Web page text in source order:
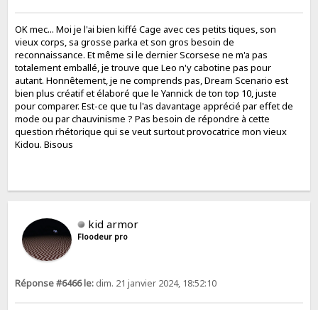
OK mec... Moi je l'ai bien kiffé Cage avec ces petits tiques, son
vieux corps, sa grosse parka et son gros besoin de
reconnaissance. Et même si le dernier Scorsese ne m'a pas
totalement emballé, je trouve que Leo n'y cabotine pas pour
autant. Honnêtement, je ne comprends pas, Dream Scenario est
bien plus créatif et élaboré que le Yannick de ton top 10, juste
pour comparer. Est-ce que tu l'as davantage apprécié par effet de
mode ou par chauvinisme ? Pas besoin de répondre à cette
question rhétorique qui se veut surtout provocatrice mon vieux
Kidou. Bisous
kid armor
Floodeur pro
Réponse #6466 le: dim. 21 janvier 2024, 18:52:10